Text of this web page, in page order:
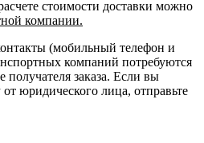
стоимости доставки можно
компании.
(мобильный телефон и
компаний потребуются
заказа. Если вы
юридического лица, отправьте